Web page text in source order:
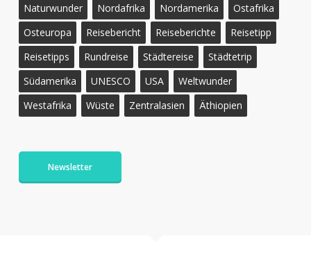
Naturwunder
Nordafrika Nordamerika
Ostafrika
Osteuropa
Reisebericht Reiseberichte
Reisetipp
Reisetipps
Rundreise Städtereise
Städtetrip
Südamerika
UNESCO USA
Weltwunder
Westafrika
Wüste Zentralasien Äthiopien
Newsletter